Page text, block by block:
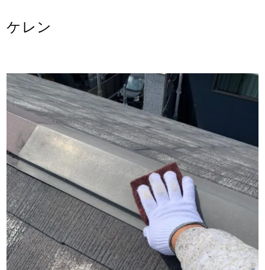
ケレン